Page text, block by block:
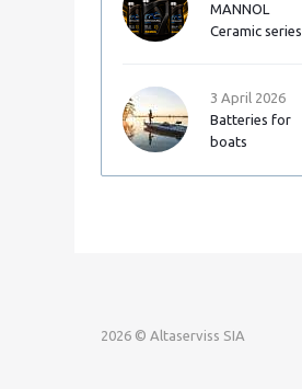
MANNOL
Ceramic series
3 April 2026
Batteries for
boats
2026 © Altaserviss SIA